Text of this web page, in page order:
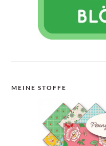
MEINE STOFFE